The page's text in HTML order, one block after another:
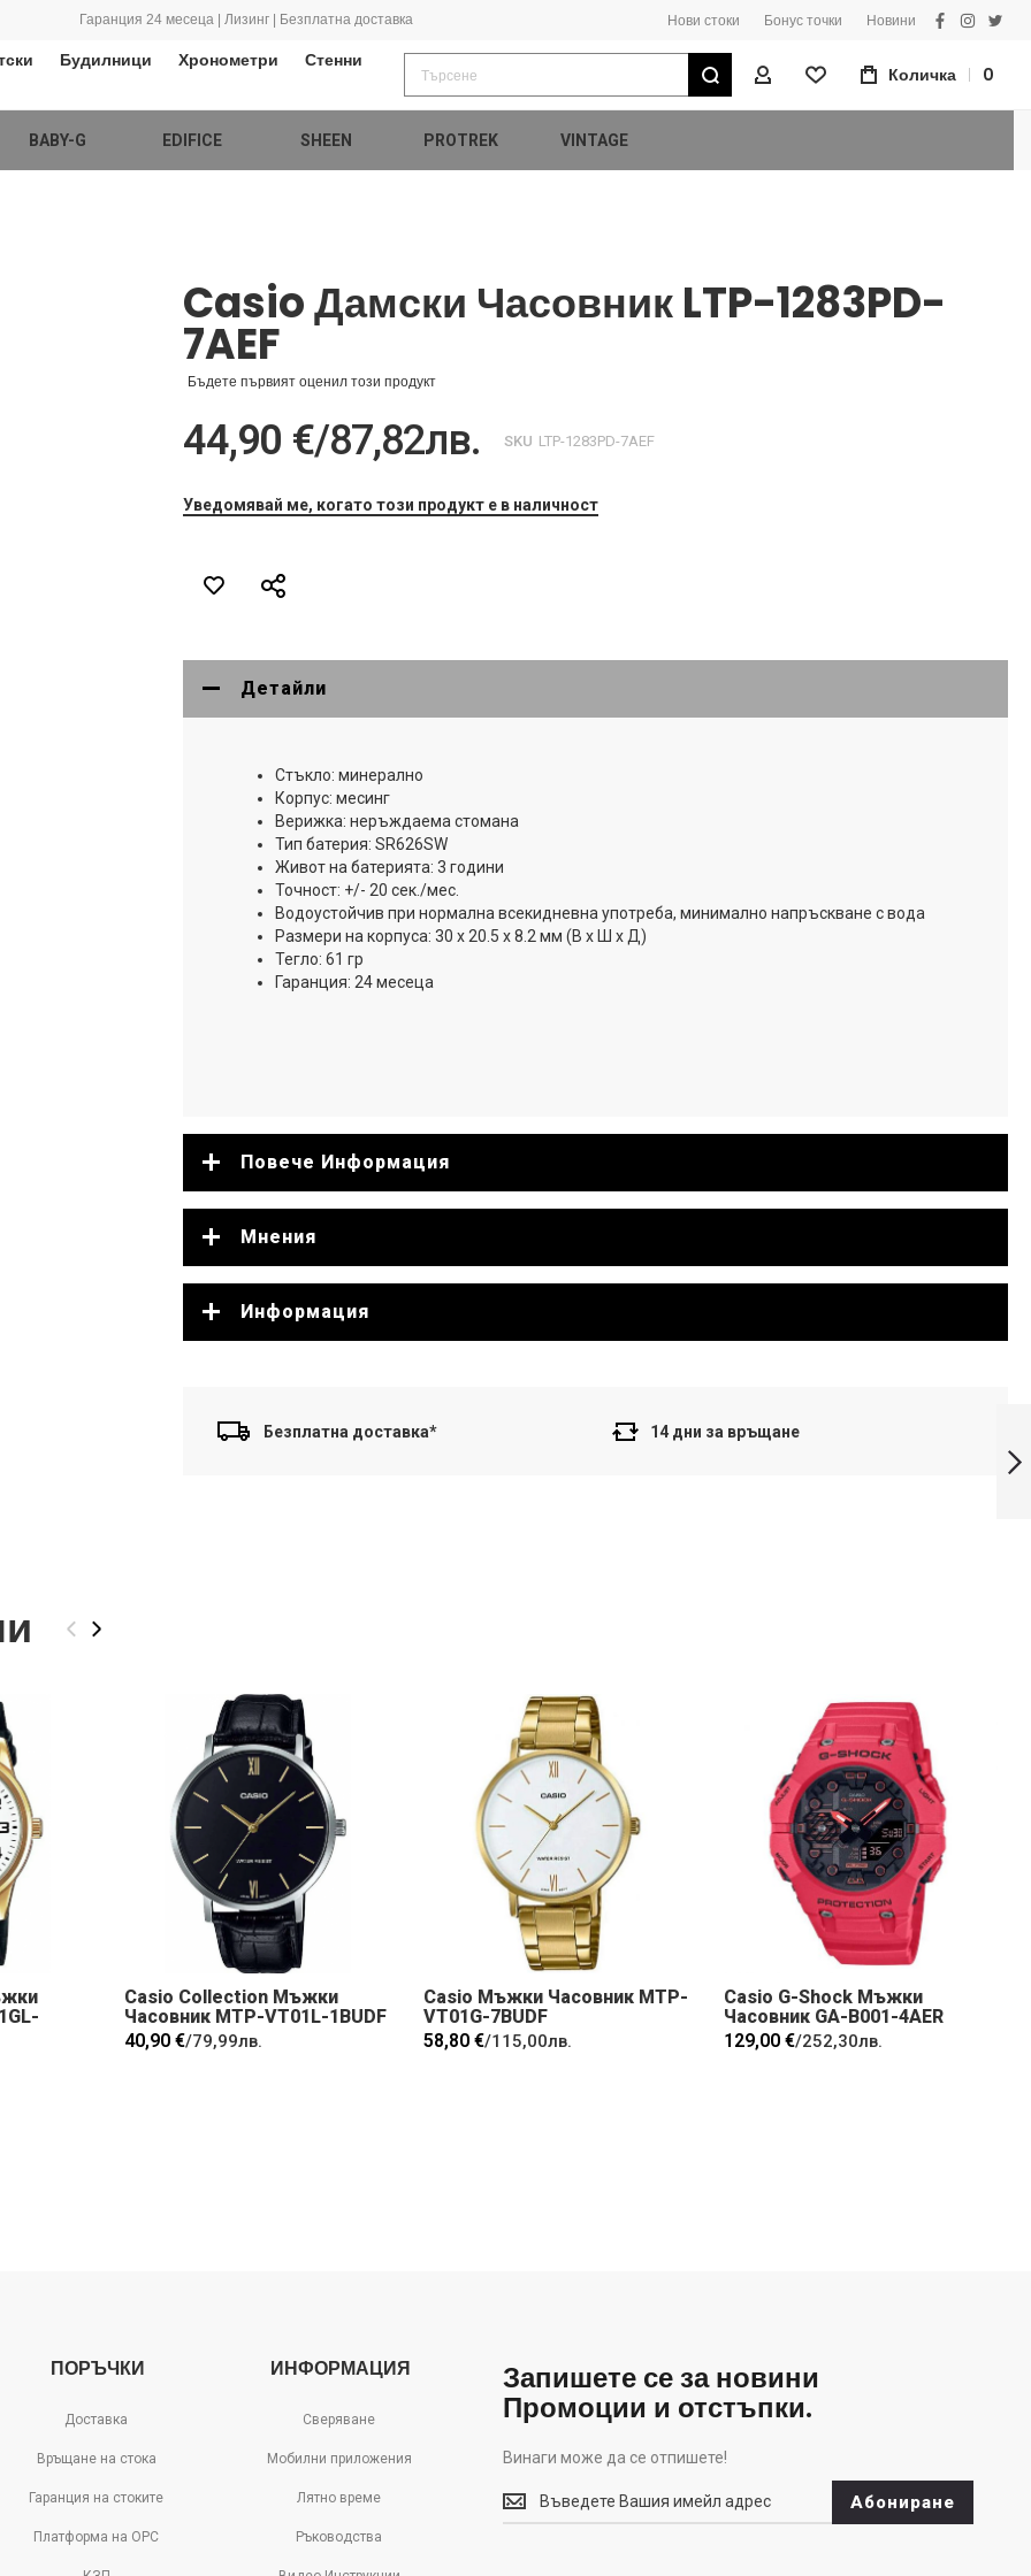
Гаранция 24 месеца | Лизинг | Безплатна доставка Нови стоки Бонус точки Новини
facebook
Будилници Хронометри
Стенни
Търсене
Моят ПрофилКоличка 0
BABY-G EDIFICE SHEEN PROTREK VINTAGE
Casio Дамски Часовник LTP-1283PD-
7AEF
Бъдете първият оценил този продукт
44,90 €/87,82лв. SKU LTP-1283PD-7AEF
Уведомявай ме, когато този продукт е в наличност
Детайли
Стъкло: минерално
Корпус: месинг
Верижка: неръждаема стомана
Тип батерия: SR626SW
Живот на батерията: 3 години
Точност: +/- 20 сек./мес.
Водоустойчив при нормална всекидневна употреба, минимално напръскване с водa
Размери на корпуса: 30 x 20.5 x 8.2 мм (В x Ш x Д)
Тегло: 61 гр
Гаранция: 24 месеца
Повече Информация
Мнения
Информация
Безплатна доставка* 14 дни за връщане
‹ ›
Casio Collection Мъжки
Часовник MTP-VT01L-1BUDF
40,90 €/79,99лв.
Casio Мъжки Часовник MTP-
VT01G-7BUDF
58,80 €/115,00лв.
Casio G-Shock Мъжки
Часовник GA-B001-4AER
129,00 €/252,30лв.
Запишете се за новини
Промоции и отстъпки.
Винаги може да се отпишете!
Винаги
може
Абониране
ПОРЪЧКИ
Доставка
Връщане на стока
Гаранция на стоките
Платформа на ОРС
ИНФОРМАЦИЯ
Сверяване
Мобилни приложения
Лятно време
Ръководства